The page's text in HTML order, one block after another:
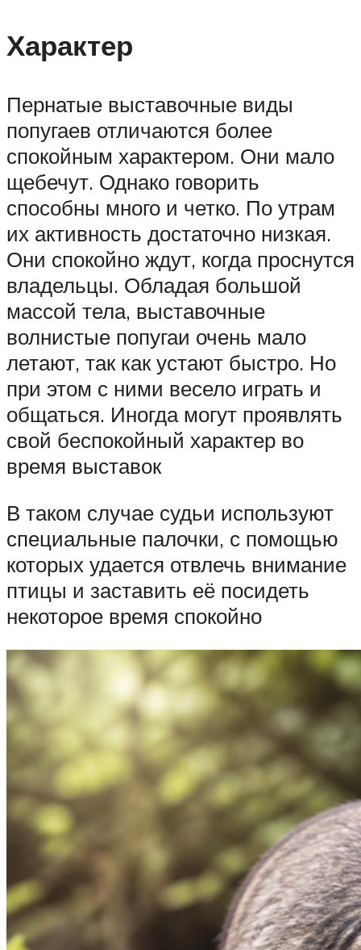
Характер
Пернатые выставочные виды
попугаев отличаются более
спокойным характером. Они мало
щебечут. Однако говорить
способны много и четко. По утрам
их активность достаточно низкая.
Они спокойно ждут, когда проснутся
владельцы. Обладая большой
массой тела, выставочные
волнистые попугаи очень мало
летают, так как устают быстро. Но
при этом с ними весело играть и
общаться. Иногда могут проявлять
свой беспокойный характер во
время выставок
В таком случае судьи используют
специальные палочки, с помощью
которых удается отвлечь внимание
птицы и заставить её посидеть
некоторое время спокойно